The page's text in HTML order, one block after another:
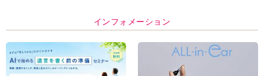
インフォメーション